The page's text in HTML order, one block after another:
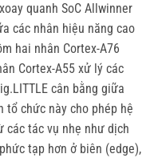
quanh SoC Allwinner
các nhân hiệu năng cao
hai nhân Cortex-A76
Cortex-A55 xử lý các
cân bằng giữa
tổ chức này cho phép hệ
các tác vụ nhẹ như dịch
tạp hơn ở biên (edge),